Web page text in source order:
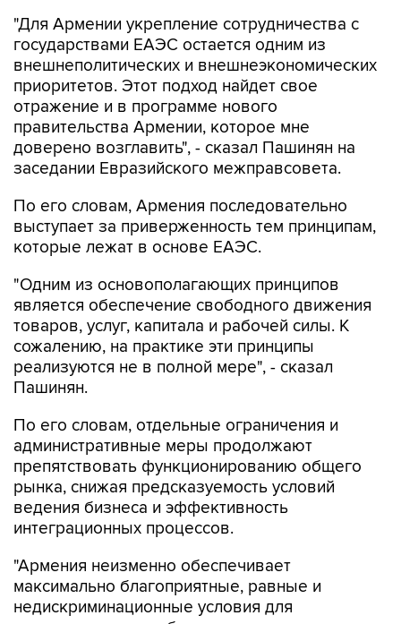
"Для Армении укрепление сотрудничества с
государствами ЕАЭС остается одним из
внешнеполитических и внешнеэкономических
приоритетов. Этот подход найдет свое
отражение и в программе нового
правительства Армении, которое мне
доверено возглавить", - сказал Пашинян на
заседании Евразийского межправсовета.
По его словам, Армения последовательно
выступает за приверженность тем принципам,
которые лежат в основе ЕАЭС.
"Одним из основополагающих принципов
является обеспечение свободного движения
товаров, услуг, капитала и рабочей силы. К
сожалению, на практике эти принципы
реализуются не в полной мере", - сказал
Пашинян.
По его словам, отдельные ограничения и
административные меры продолжают
препятствовать функционированию общего
рынка, снижая предсказуемость условий
ведения бизнеса и эффективность
интеграционных процессов.
"Армения неизменно обеспечивает
максимально благоприятные, равные и
недискриминационные условия для